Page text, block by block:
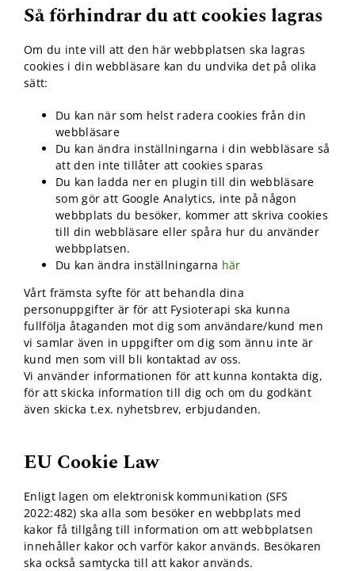
Så förhindrar du att cookies lagras
Om du inte vill att den här webbplatsen ska lagras
cookies i din webbläsare kan du undvika det på olika
sätt:
Du kan när som helst radera cookies från din
webbläsare
Du kan ändra inställningarna i din webbläsare så
att den inte tillåter att cookies sparas
Du kan ladda ner en plugin till din webbläsare
som gör att Google Analytics, inte på någon
webbplats du besöker, kommer att skriva cookies
till din webbläsare eller spåra hur du använder
webbplatsen.
Du kan ändra inställningarna här
Vårt främsta syfte för att behandla dina
personuppgifter är för att Fysioterapi ska kunna
fullfölja åtaganden mot dig som användare/kund men
vi samlar även in uppgifter om dig som ännu inte är
kund men som vill bli kontaktad av oss.
Vi använder informationen för att kunna kontakta dig,
för att skicka information till dig och om du godkänt
även skicka t.ex. nyhetsbrev, erbjudanden.
EU Cookie Law
Enligt lagen om elektronisk kommunikation (SFS
2022:482) ska alla som besöker en webbplats med
kakor få tillgång till information om att webbplatsen
innehåller kakor och varför kakor används. Besökaren
ska också samtycka till att kakor används.
Genom att dela
med dig av dina
intressen och ditt
chansen att få se
personligt
anpassat innehåll
och erbjudanden.